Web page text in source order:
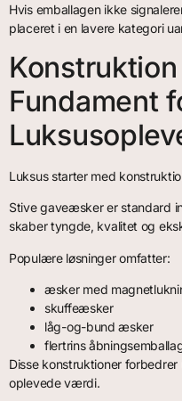
Hvis emballagen ikke
placeret i en lavere kategori
Fundament
Luksus starter med
Stive gaveæsker er standard
skaber tyngde, kvalitet og
Populære løsninger omfatter:
æsker med
skuffeæsker
låg-og-bund æsker
flertrins
Disse konstruktioner
oplevede værdi.